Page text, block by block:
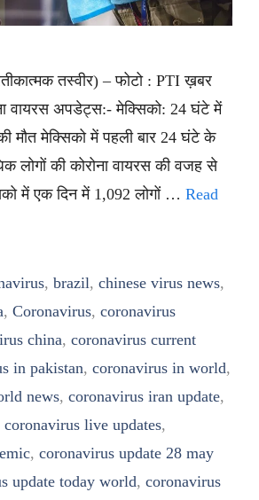
तस्वीर) – फोटो : PTI ख़बर
वायरस अपडेट्स:- मेक्सिको: 24 घंटे में
मौत मेक्सिको में पहली बार 24 घंटे के
लोगों की कोरोना वायरस की वजह से
में एक दिन में 1,092 लोगों … Read
, brazil, chinese virus news,
, Coronavirus, coronavirus
china, coronavirus current
in pakistan, coronavirus in world,
news, coronavirus iran update,
coronavirus live updates,
, coronavirus update 28 may
update today world, coronavirus